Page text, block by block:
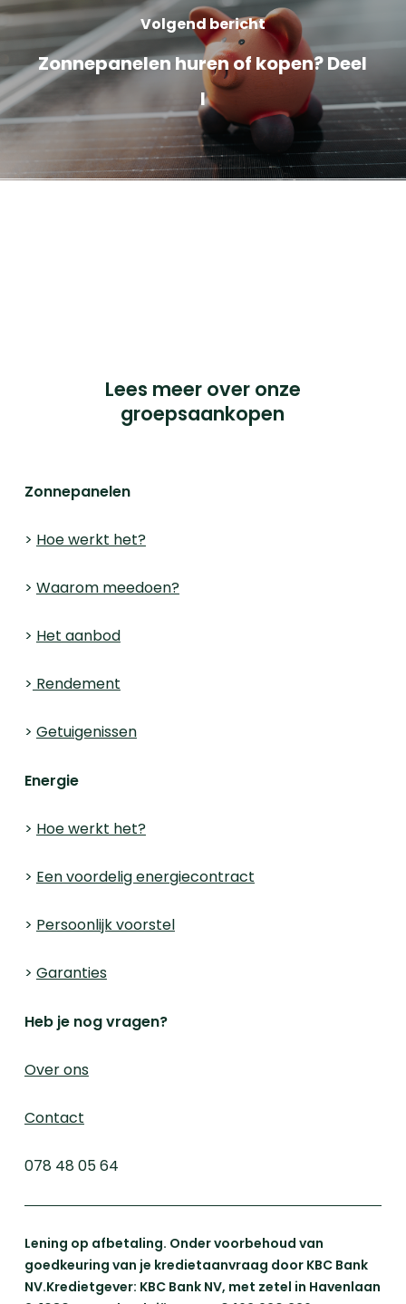
Volgend bericht
Zonnepanelen huren of kopen? Deel
I
Lees meer over onze
groepsaankopen
Zonnepanelen
> Hoe werkt het?
> Waarom meedoen?
> Het aanbod
> Rendement
> Getuigenissen
Energie
> Hoe werkt het?
> Een voordelig energiecontract
> Persoonlijk voorstel
> Garanties
Heb je nog vragen?
Over ons
Contact
078 48 05 64
Lening op afbetaling. Onder voorbehoud van
goedkeuring van je kredietaanvraag door KBC Bank
NV.Kredietgever: KBC Bank NV, met zetel in Havenlaan